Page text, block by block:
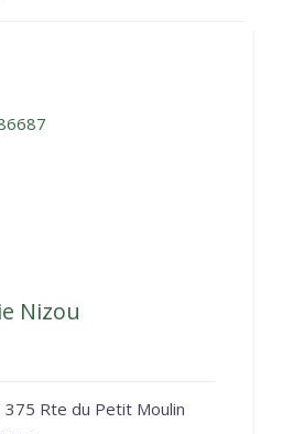
Nizou
375 Rte du Petit Moulin